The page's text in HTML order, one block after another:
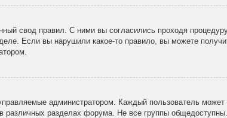
свод правил. С ними вы согласились проходя
Если вы нарушили какое-то правило, вы можете
администратором. Каждый пользователь может
различных разделах форума. Не все группы